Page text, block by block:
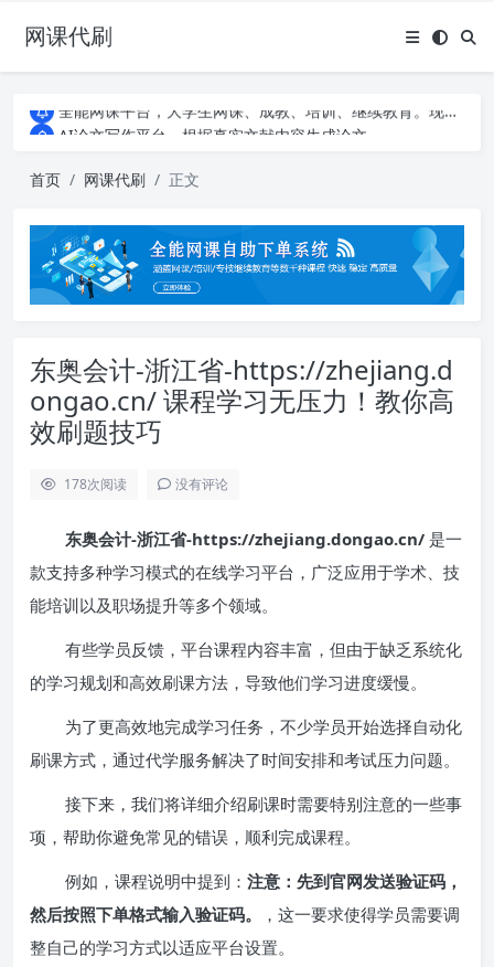
网课代刷
AI论文写作平台，根据真实文献内容生成论文
AI论文写作平台，根据真实文献内容生成论文
首页 网课代刷 正文
东奥会计-浙江省-https://zhejiang.d
ongao.cn/ 课程学习无压力！教你高
效刷题技巧
178次阅读 没有评论
东奥会计-浙江省-https://zhejiang.dongao.cn/ 是一
款支持多种学习模式的在线学习平台，广泛应用于学术、技
能培训以及职场提升等多个领域。
有些学员反馈，平台课程内容丰富，但由于缺乏系统化
的学习规划和高效刷课方法，导致他们学习进度缓慢。
为了更高效地完成学习任务，不少学员开始选择自动化
刷课方式，通过代学服务解决了时间安排和考试压力问题。
接下来，我们将详细介绍刷课时需要特别注意的一些事
项，帮助你避免常见的错误，顺利完成课程。
例如，课程说明中提到： 注意：先到官网发送验证码，
然后按照下单格式输入验证码。
，这一要求使得学员需要调
整自己的学习方式以适应平台设置。